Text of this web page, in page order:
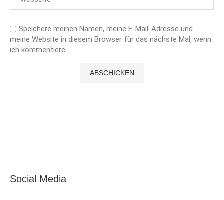
Speichere meinen Namen, meine E-Mail-Adresse und
meine Website in diesem Browser für das nächste Mal, wenn
ich kommentiere.
Social Media